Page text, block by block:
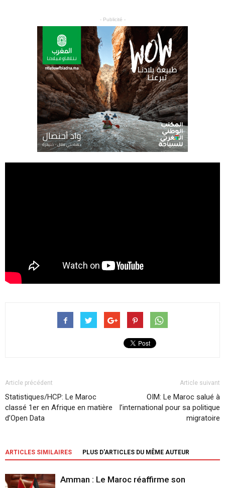
- Publicité -
Article précédent
Statistiques/HCP: Le Maroc
classé 1er en Afrique en matière
d’Open Data
Article suivant
OIM: Le Maroc salué à
l’international pour sa politique
migratoire
ARTICLES SIMILAIRES PLUS D'ARTICLES DU MÊME AUTEUR
Amman : Le Maroc réaffirme son